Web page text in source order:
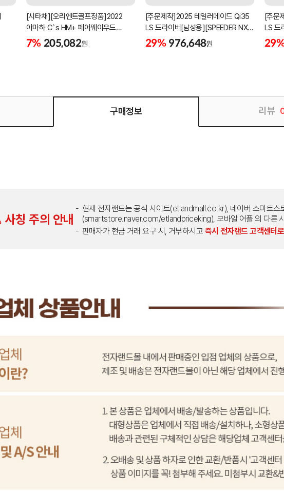
[시타채][오리엔트골프정품]2022
야마하 C`s HM+ 페어웨이우드
[여성용][화이트][C`s HM+
7% 205,082원
[주문제작]2025 테일러메이드 Qi35
LS 드라이버[남성용][SPEEDER NX
BLACK]
29% 976,648원
[주문
LS 드
구매정보 리뷰
사칭 주의 안내
현재 전자랜드는 공식 사이트(etlandmall.co.kr), 네이버 스마트스
(smartstore.naver.com/etlandpriceking), 모바일 어플 외 다른
판매자가 현금 거래 요구 시, 거부하시고 즉시 전자랜드 고객센터